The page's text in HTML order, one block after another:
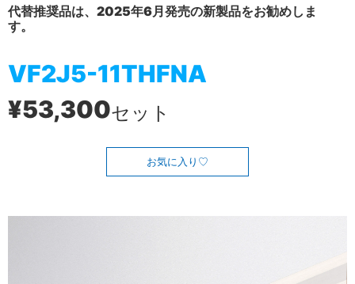
代替推奨品は、2025年6月発売の新製品をお勧めしま
す。
VF2J5-11THFNA
¥53,300セット
お気に入り